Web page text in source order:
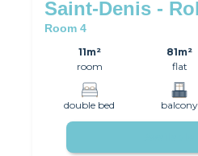
Saint-Denis -
Room 4
11m²
room
81m²
flat
double bed balcony